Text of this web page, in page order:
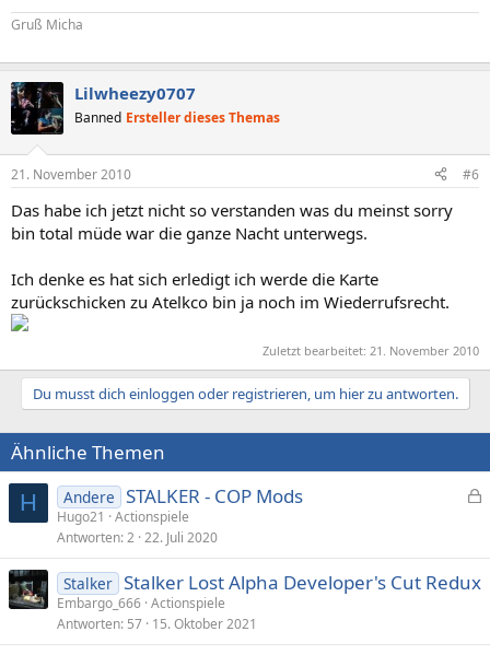
Gruß Micha
Lilwheezy0707
Banned Ersteller dieses Themas
21. November 2010 #6
Das habe ich jetzt nicht so verstanden was du meinst sorry
bin total müde war die ganze Nacht unterwegs.
Ich denke es hat sich erledigt ich werde die Karte
zurückschicken zu Atelkco bin ja noch im Wiederrufsrecht.
Zuletzt bearbeitet: 21. November 2010
Du musst dich einloggen oder registrieren, um hier zu antworten.
Ähnliche Themen
H
p
e
Andere STALKER - COP Mods
Hugo21
Actionspiele
Antworten 2 22. Juli 2020
Stalker Stalker Lost Alpha Developer's Cut Redux
Embargo_666 Actionspiele
Antworten 57 15. Oktober 2021